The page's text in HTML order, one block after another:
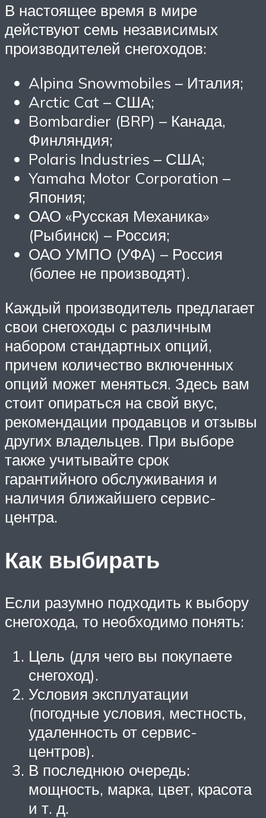
В настоящее время в мире
действуют семь независимых
производителей снегоходов:
Alpina Snowmobiles – Италия;
Arctic Cat – США;
Bombardier (BRP) – Канада,
Финляндия;
Polaris Industries – США;
Yamaha Motor Corporation –
Япония;
ОАО «Русская Механика»
(Рыбинск) – Россия;
ОАО УМПО (УФА) – Россия
(более не производят).
Каждый производитель предлагает
свои снегоходы с различным
набором стандартных опций,
причем количество включенных
опций может меняться. Здесь вам
стоит опираться на свой вкус,
рекомендации продавцов и отзывы
других владельцев. При выборе
также учитывайте срок
гарантийного обслуживания и
наличия ближайшего сервис-
центра.
Как выбирать
Если разумно подходить к выбору
снегохода, то необходимо понять:
Цель (для чего вы покупаете
снегоход).
Условия эксплуатации
(погодные условия, местность,
удаленность от сервис-
центров).
В последнюю очередь:
мощность, марка, цвет, красота
и т. д.